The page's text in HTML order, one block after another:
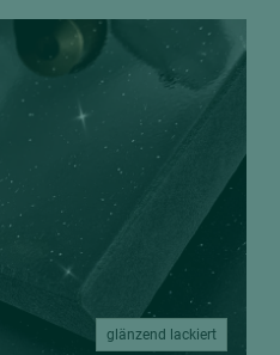
glänzend lackiert